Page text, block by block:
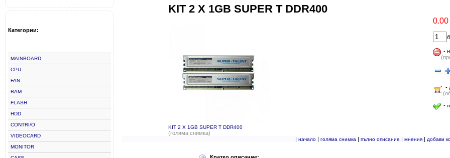
Категории:
MAINBOARD
CPU
FAN
RAM
FLASH
HDD
CONTRI/O
VIDEOCARD
MONITOR
KIT 2 X 1GB SUPER T DDR400
KIT 2 X 1GB SUPER T DDR400
(голяма снимка)
0.00
-
-
-
| начало| голяма снимка | пълно описание | мнения| добави